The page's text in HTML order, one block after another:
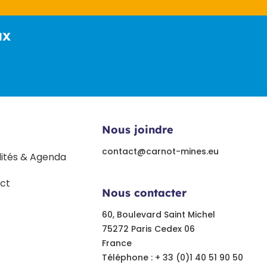
& Agenda
Nous joindre
contact@carnot-mines.eu
Nous contacter
60, Boulevard Saint Michel
75272 Paris Cedex 06
France
Téléphone : + 33 (0)1 40 51 90 50